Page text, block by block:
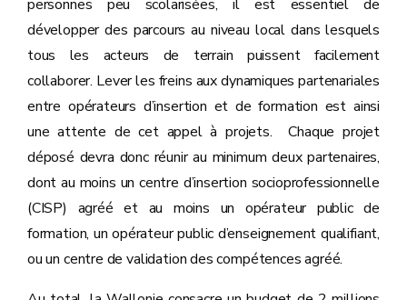
personnes peu scolarisées, il est essentiel de
développer des parcours au niveau local dans lesquels
tous les acteurs de terrain puissent facilement
collaborer. Lever les freins aux dynamiques partenariales
entre opérateurs d’insertion et de formation est ainsi
une attente de cet appel à projets. Chaque projet
déposé devra donc réunir au minimum deux partenaires,
dont au moins un centre d’insertion socioprofessionnelle
(CISP) agréé et au moins un opérateur public de
formation, un opérateur public d’enseignement qualifiant,
ou un centre de validation des compétences agréé.